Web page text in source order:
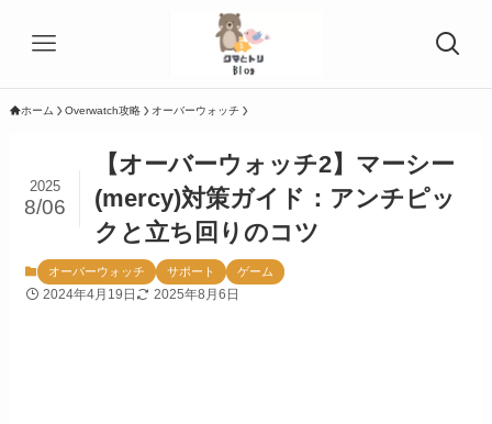
ホーム Overwatch攻略 オーバーウォッチ
【オーバーウォッチ2】マーシー
(mercy)対策ガイド：アンチピッ
クと立ち回りのコツ
2025
8/06
オーバーウォッチ サポート ゲーム
2024年4月19日 2025年8月6日